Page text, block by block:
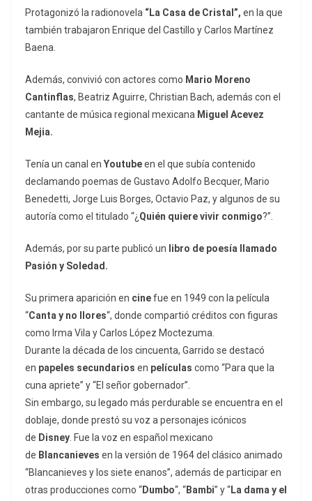
Protagonizó la radionovela “La Casa de Cristal”, en la que
también trabajaron Enrique del Castillo y Carlos Martínez
Baena.
Además, convivió con actores como Mario Moreno
Cantinflas, Beatriz Aguirre, Christian Bach, además con el
cantante de música regional mexicana Miguel Acevez
Mejia.
Tenía un canal en Youtubeen el que subía contenido
declamando poemas de Gustavo Adolfo Becquer, Mario
Benedetti, Jorge Luis Borges, Octavio Paz, y algunos de su
autoría como el titulado “¿ Quién quiere vivir conmigo?”.
Además, por su parte publicó un libro de poesía llamado
Pasión y Soledad.
Su primera aparición en cinefue en 1949 con la película
“Canta y no llores“, donde compartió créditos con figuras
como Irma Vila y Carlos López Moctezuma.
Durante la década de los cincuenta, Garrido se destacó
en papeles secundarios en películas como “Para que la
cuna apriete” y “El señor gobernador”.
Sin embargo, su legado más perdurable se encuentra en el
doblaje, donde prestó su voz a personajes icónicos
de Disney . Fue la voz en español mexicano
de Blancanieves en la versión de 1964 del clásico animado
“Blancanieves y los siete enanos”, además de participar en
otras producciones como “Dumbo“, “Bambi” y “La dama y el